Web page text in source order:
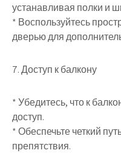
устанавливая полки и
* Воспользуйтесь
дверью для
7. Доступ к балкону
* Убедитесь, что к
доступ.
* Обеспечьте четкий
препятствия.